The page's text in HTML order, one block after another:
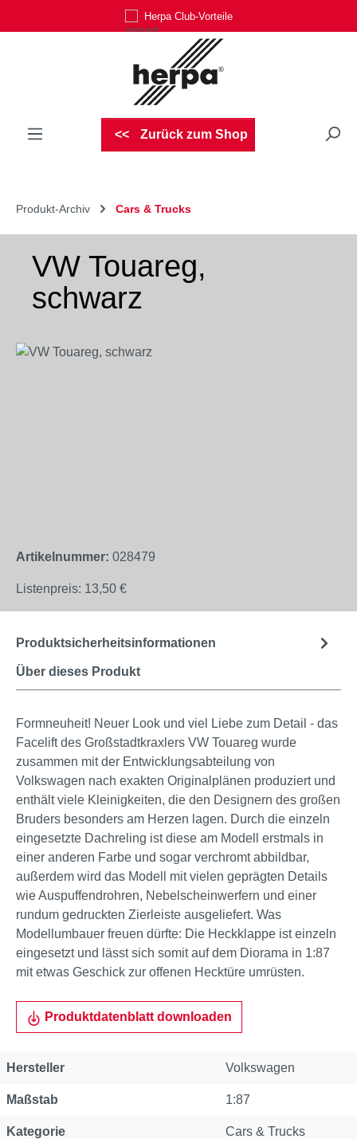
Zum Hauptinhalt springenHerpa Club-Vorteile
Zurück zum Shop
Produkt-Archiv Cars & Trucks
VW Touareg,
schwarz
Bildergalerie überspringen
Artikelnummer: 028479
Listenpreis: 13,50 €
Über dieses Produkt
Produktsicherheitsinformationen
Formneuheit! Neuer Look und viel Liebe zum Detail - das
Facelift des Großstadtkraxlers VW Touareg wurde
zusammen mit der Entwicklungsabteilung von
Volkswagen nach exakten Originalplänen produziert und
enthält viele Kleinigkeiten, die den Designern des großen
Bruders besonders am Herzen lagen. Durch die einzeln
eingesetzte Dachreling ist diese am Modell erstmals in
einer anderen Farbe und sogar verchromt abbildbar,
außerdem wird das Modell mit vielen geprägten Details
wie Auspuffendrohren, Nebelscheinwerfern und einer
rundum gedruckten Zierleiste ausgeliefert. Was
Modellumbauer freuen dürfte: Die Heckklappe ist einzeln
eingesetzt und lässt sich somit auf dem Diorama in 1:87
mit etwas Geschick zur offenen Hecktüre umrüsten.
Produktdatenblatt downloaden
Hersteller Volkswagen
Maßstab 1:87
Kategorie Cars & Trucks